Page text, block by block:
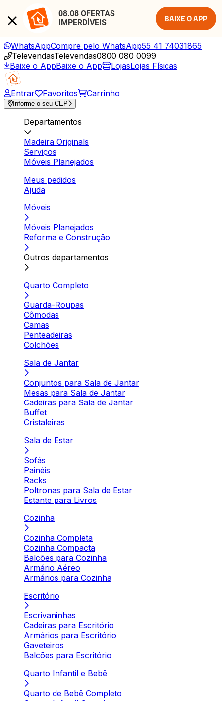
08.08 OFERTAS
IMPERDÍVEIS
BAIXE O APP
WhatsAppCompre pelo WhatsApp55 41 74031865
TelevendasTelevendas0800 080 0099
Baixe o AppBaixe o App LojasLojas Físicas
Entrar Favoritos Carrinho
Informe o seu CEP
Departamentos
Madeira Originals
Serviços
Móveis Planejados
Meus pedidos
Ajuda
Móveis
Móveis Planejados
Reforma e Construção
Outros departamentos
Quarto Completo
Guarda-Roupas
Cômodas
Camas
Penteadeiras
Colchões
Sala de Jantar
Conjuntos para Sala de Jantar
Mesas para Sala de Jantar
Cadeiras para Sala de Jantar
Buffet
Cristaleiras
Sala de Estar
Sofás
Painéis
Racks
Poltronas para Sala de Estar
Estante para Livros
Cozinha
Cozinha Completa
Cozinha Compacta
Balcões para Cozinha
Armário Aéreo
Armários para Cozinha
Escritório
Escrivaninhas
Cadeiras para Escritório
Armários para Escritório
Gaveteiros
Balcões para Escritório
Quarto Infantil e Bebê
Quarto de Bebê Completo